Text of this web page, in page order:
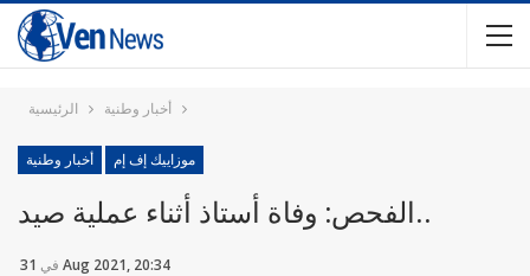
الرئيسية أخبار وطنية
أخبار وطنية موزاييك إف إم
الفحص: وفاة أستاذ أثناء عملية صيد..
في 31 Aug 2021, 20:34